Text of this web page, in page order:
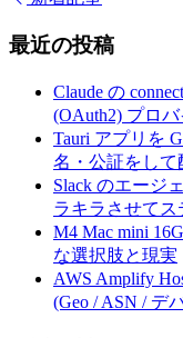
最近の投稿
Claude の
(OAuth2) プロ
Tauri アプリを
名・公証をして
Slack のエージ
ラキラさせてス
M4 Mac mini
な選択肢と現実
AWS Amplify
(Geo / ASN / デ